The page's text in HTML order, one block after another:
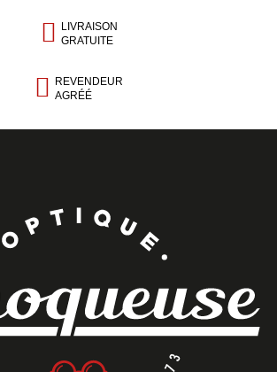
LIVRAISON
GRATUITE
REVENDEUR
AGRÉÉ